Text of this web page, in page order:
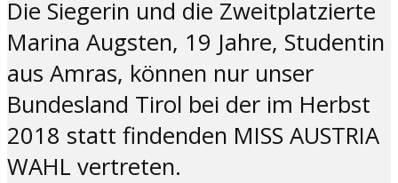
Die Siegerin und die Zweitplatzierte
Marina Augsten, 19 Jahre, Studentin
aus Amras, können nur unser
Bundesland Tirol bei der im Herbst
2018 statt findenden MISS AUSTRIA
WAHL vertreten.